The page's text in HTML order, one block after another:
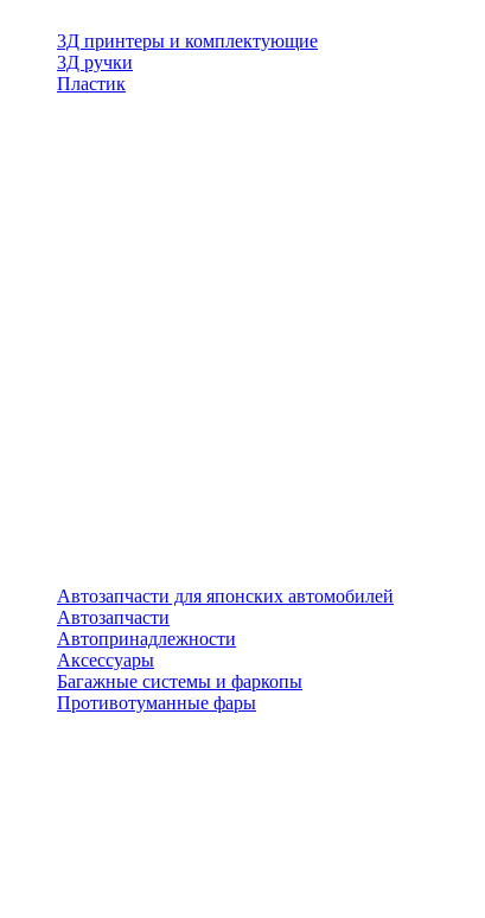
3Д принтеры и комплектующие
3Д ручки
Пластик
Автозапчасти для японских автомобилей
Автозапчасти
Автопринадлежности
Аксессуары
Багажные системы и фаркопы
Противотуманные фары